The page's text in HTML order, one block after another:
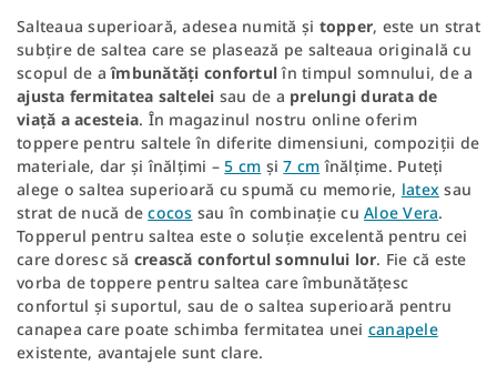
Salteaua superioară, adesea numită și topper, este un strat
subțire de saltea care se plasează pe salteaua originală cu
scopul de aîmbunătăți confortulîn timpul somnului, de a
ajusta fermitatea saltelei sau de a prelungi durata de
viață a acesteia. În magazinul nostru online oferim
toppere pentru saltele în diferite dimensiuni, compoziții de
materiale, dar și înălțimi –5 cm și7 cm înălțime. Puteți
alege o saltea superioară cu spumă cu memorie, latex sau
strat de nucă decocos sau în combinație cu Aloe Vera.
Topperul pentru saltea este o soluție excelentă pentru cei
care doresc să crească confortul somnului lor. Fie că este
vorba de toppere pentru saltea care îmbunătățesc
confortul și suportul, sau de o saltea superioară pentru
canapea care poate schimba fermitatea unei canapele
existente, avantajele sunt clare.